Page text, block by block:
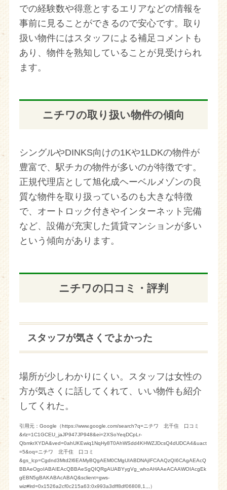
での経験数や得意とするエリアなどの情報を
事前に見ることができるので安心です。取り
扱い物件にはスタッフによる補足コメントも
あり、物件を熟知していることが見受けられ
ます。
ニチワの取り扱い物件の傾向
シングルやDINKS向けの1Kや1LDKの物件が
豊富で、駅チカの物件が多いのが特徴です。
正規代理店として旭化成ヘーベルメゾンの良
質な物件を取り扱っているのも大きな特徴
で、オートロック付きやインターネット完備
など、設備が充実した賃貸マンションが多い
という傾向があります。
ニチワの口コミ・評判
スタッフが気さくでよかった
場所が少しわかりにくい。スタッフは女性の
方が気さくに話してくれて、いい物件も紹介
してくれた。
引用元：Google（https://www.google.com/search?q=ニチワ 北千住 口コミ
&rlz=1C1GCEU_jaJP947JP948&ei=2XSoYeqDCpLr-
QbmkrXYDA&ved=0ahUKEwiq1NqHy8T0AhWSdd4KHWZJDcsQ4dUDCA4&uact
=5&oq=ニチワ 北千住 口コミ
&gs_lcp=Cgdnd3Mtd2l6EAMyBQgAEM0CMgUIABDNAjIFCAAQzQI6CAgAEAcQ
BBAeOgoIABAIEAcQBBAeSgQIQRgAUABYygVg_whoAHAAeACAAWOIAcgEk
gEBN5gBAKABAcABAQ&sclient=gws-
wiz#lrd=0x1526a2cf0c215a63:0x993a3dff8df06808,1,,,）